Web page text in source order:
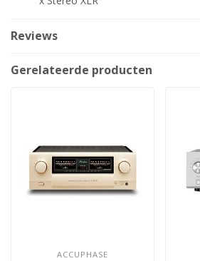
Reviews
Gerelateerde producten
ACCUPHASE